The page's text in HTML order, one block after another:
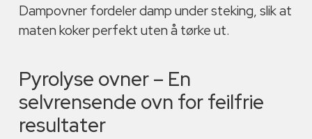
Dampovner fordeler damp under steking, slik at
maten koker perfekt uten å tørke ut.
Pyrolyse ovner – En
selvrensende ovn for feilfrie
resultater